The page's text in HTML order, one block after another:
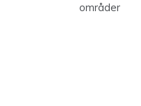
områder